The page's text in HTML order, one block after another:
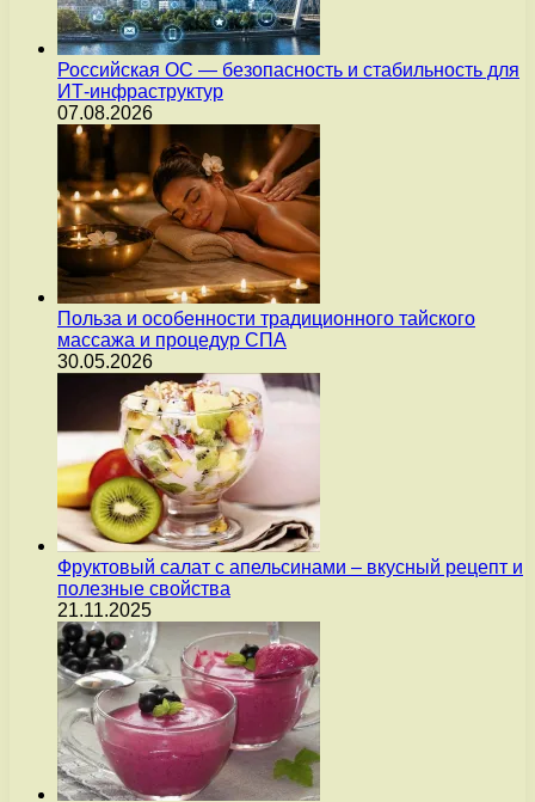
Российская ОС — безопасность и стабильность для
ИТ-инфраструктур
07.08.2026
Польза и особенности традиционного тайского
массажа и процедур СПА
30.05.2026
Фруктовый салат с апельсинами – вкусный рецепт и
полезные свойства
21.11.2025